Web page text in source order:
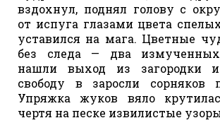
вздохнул, поднял голову с
от испуга глазами цвета
уставился на мага. Цветные
без следа — два
нашли выход из загородки
свободу в заросли сорняков
Упряжка жуков вяло
чертя на песке извилистые